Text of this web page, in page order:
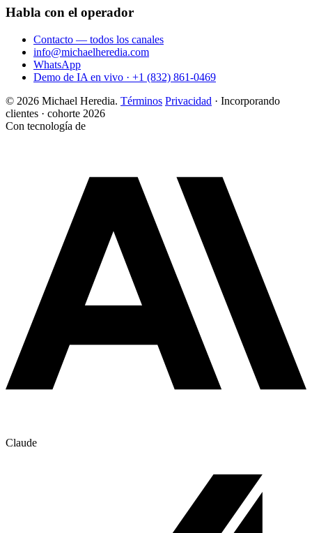
Habla con el operador
Contacto — todos los canales
info@michaelheredia.com
WhatsApp
Demo de IA en vivo · +1 (832) 861-0469
© 2026 Michael Heredia. Términos Privacidad · Incorporando
clientes · cohorte 2026
Con tecnología de
Claude